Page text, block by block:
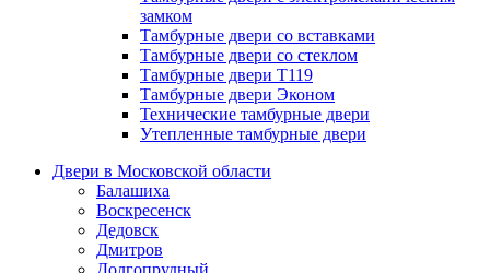
замком
Тамбурные двери со вставками
Тамбурные двери со стеклом
Тамбурные двери Т119
Тамбурные двери Эконом
Технические тамбурные двери
Утепленные тамбурные двери
Двери в Московской области
Балашиха
Воскресенск
Дедовск
Дмитров
Долгопрудный